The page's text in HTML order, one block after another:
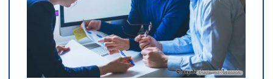
© anyaberkut – adobestock